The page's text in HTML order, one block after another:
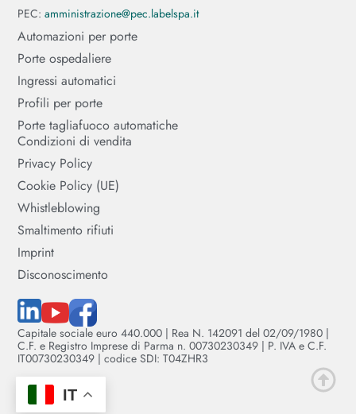
PEC:amministrazione@pec.labelspa.it
Automazioni per porte
Porte ospedaliere
Ingressi automatici
Profili per porte
Porte tagliafuoco automatiche
Condizioni di vendita
Privacy Policy
Cookie Policy (UE)
Whistleblowing
Smaltimento rifiuti
Imprint
Disconoscimento
Capitale sociale euro 440.000 | Rea N. 142091 del 02/09/1980 |
C.F. e Registro Imprese di Parma n. 00730230349 | P. IVA e C.F.
IT00730230349 | codice SDI: T04ZHR3
IT